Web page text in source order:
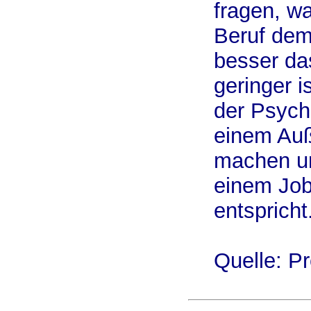
fragen,
Beruf
besser
geringer
der
einem
machen
einem
Quelle: